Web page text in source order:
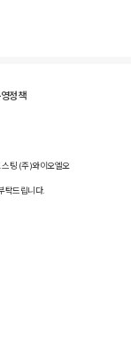
정책
스팅 (주)와이오엘오
탁드립니다.